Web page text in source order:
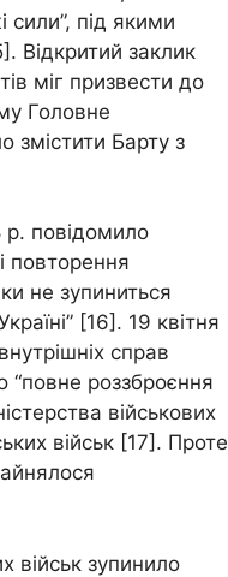
сили”, під якими
Відкритий заклик
міг призвести до
Головне
змістити Барту з
р. повідомило
повторення
не зупиниться
[16]. 19 квітня
справ
роззброєння
військових
військ [17]. Проте
військ зупинило